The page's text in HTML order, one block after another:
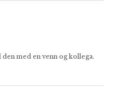
med en venn og kollega.